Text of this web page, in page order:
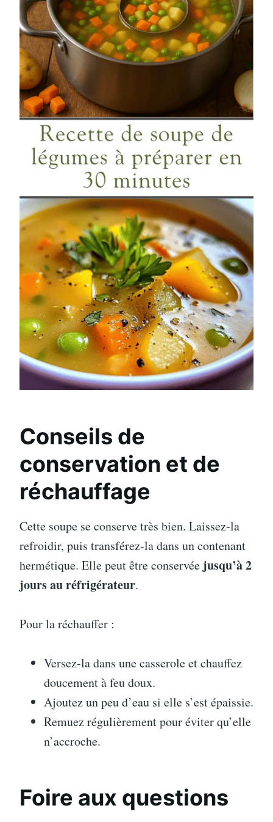
Conseils de
conservation et de
réchauffage
Cette soupe se conserve très bien. Laissez-la
refroidir, puis transférez-la dans un contenant
hermétique. Elle peut être conservée jusqu’à 2
jours au réfrigérateur.
Pour la réchauffer :
Versez-la dans une casserole et chauffez
doucement à feu doux.
Ajoutez un peu d’eau si elle s’est épaissie.
Remuez régulièrement pour éviter qu’elle
n’accroche.
Foire aux questions